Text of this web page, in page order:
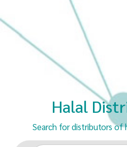
Halal
Search for distributors of